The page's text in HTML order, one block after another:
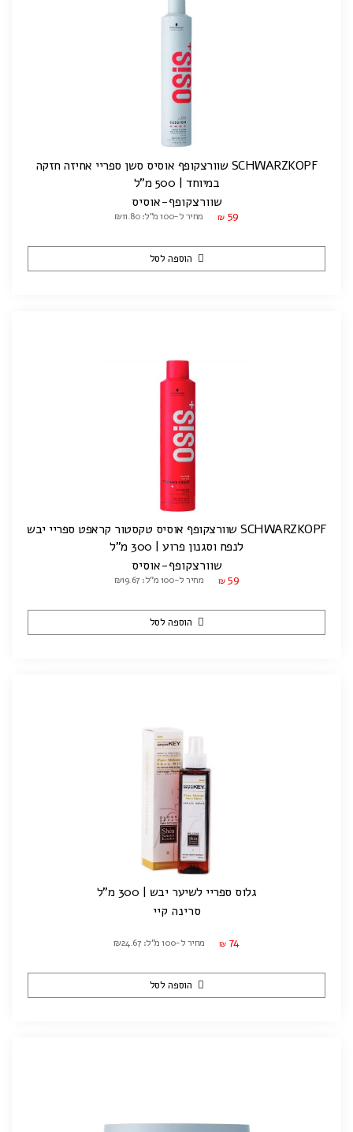
SCHWARZKOPF שוורצקופף אוסיס סשן ספריי אחיזה חזקה
במיוחד | 500 מ"ל
שוורצקופף-אוסיס
₪ 59 מחיר ל-100 מ"ל: ₪11.80
הוספה לסל
SCHWARZKOPF שוורצקופף אוסיס טקסטור קראפט ספריי יבש
לנפח וסגנון פרוע | 300 מ"ל
שוורצקופף-אוסיס
₪ 59 מחיר ל-100 מ"ל: ₪19.67
הוספה לסל
גלוס ספריי לשיער יבש | 300 מ"ל
סרינה קיי
₪ 74 מחיר ל-100 מ"ל: ₪24.67
הוספה לסל